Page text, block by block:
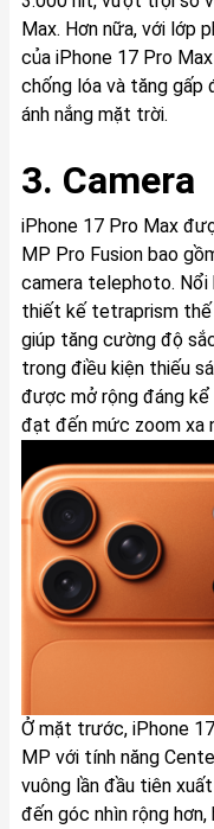
Max. Hơn nữa, với lớp
của iPhone 17 Pro
chống lóa và tăng gấp
ánh nắng mặt trời.
3. Camera
iPhone 17 Pro Max
MP Pro Fusion bao
camera telephoto.
thiết kế tetraprism thế
giúp tăng cường độ
trong điều kiện thiếu
được mở rộng đáng kể
đạt đến mức zoom xa
Ở mặt trước, iPhone
MP với tính năng
vuông lần đầu tiên
đến góc nhìn rộng